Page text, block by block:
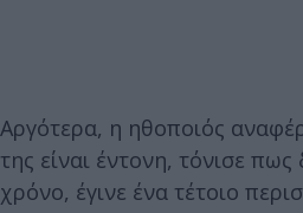
Αργότερα, η ηθοποιός
της είναι έντονη, τόνισε
χρόνο, έγινε ένα τέτοιο